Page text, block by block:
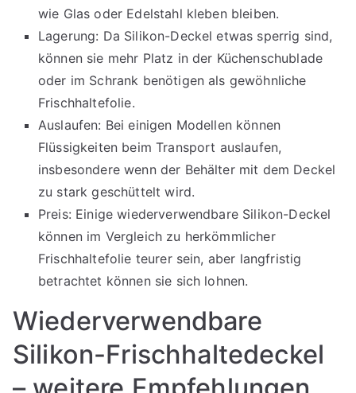
wie Glas oder Edelstahl kleben bleiben.
Lagerung: Da Silikon-Deckel etwas sperrig sind,
können sie mehr Platz in der Küchenschublade
oder im Schrank benötigen als gewöhnliche
Frischhaltefolie.
Auslaufen: Bei einigen Modellen können
Flüssigkeiten beim Transport auslaufen,
insbesondere wenn der Behälter mit dem Deckel
zu stark geschüttelt wird.
Preis: Einige wiederverwendbare Silikon-Deckel
können im Vergleich zu herkömmlicher
Frischhaltefolie teurer sein, aber langfristig
betrachtet können sie sich lohnen.
Wiederverwendbare
Silikon-Frischhaltedeckel